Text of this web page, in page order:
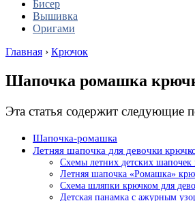
Бисер
Вышивка
Оригами
Главная › Крючок
Шапочка ромашка
Эта статья содержит следующие
Шапочка-ромашка
Летняя шапочка для девочки
Схемы летних детских шапочек
Летняя шапочка «Ромашка»
Схема шляпки крючком для
Детская панамка с ажурным